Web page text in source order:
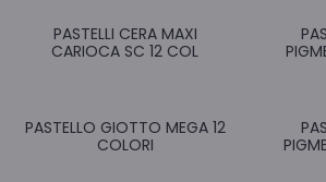
PASTELLI CERA MAXI
CARIOCA SC 12 COL
PASTELLO GIOTTO MEGA 12
COLORI